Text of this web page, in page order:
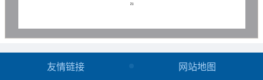
友情链接 网站地图